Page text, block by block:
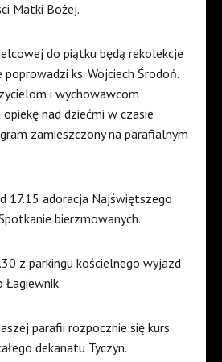
Matki Bożej.
do piątku będą rekolekcje
ks. Wojciech Środoń.
i wychowawcom
nad dziećmi w czasie
zamieszczony na parafialnym
17.15 adoracja Najświętszego
bierzmowanych.
z parkingu kościelnego wyjazd
Łagiewnik.
parafii rozpocznie się kurs
dekanatu Tyczyn.